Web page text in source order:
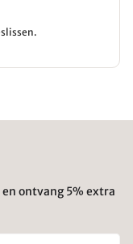
ontvang 5% extra